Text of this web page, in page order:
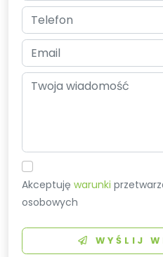
Akceptujęwarunki
osobowych
WYŚLIJ